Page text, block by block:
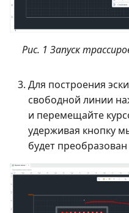
Рис. 1 Запуск
Для построения
свободной линии
и перемещайте
удерживая кнопку
будет